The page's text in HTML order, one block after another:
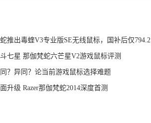
推出毒蝰V3专业版SE无线鼠标，国补后仅794.2
七星 那伽梵蛇六芒星V2游戏鼠标评测
？异同？论当前游戏鼠标选择难题
升级 Razer那伽梵蛇2014深度首测